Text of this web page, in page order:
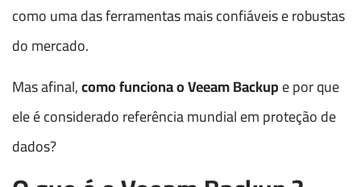
como uma das ferramentas mais confiáveis e robustas
do mercado.
Mas afinal,como funciona o Veeam Backupe por que
ele é considerado referência mundial em proteção de
dados?